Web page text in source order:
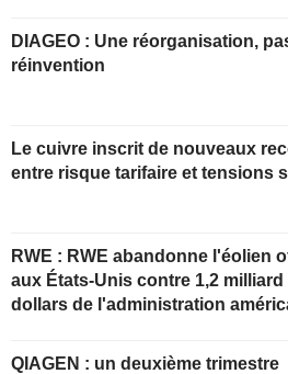
DIAGEO : Une réorganisation, pas une
réinvention
Le cuivre inscrit de nouveaux
entre risque tarifaire et tensions
RWE : RWE abandonne l'éolien offshore
aux États-Unis contre 1,2 milliard
dollars de l'administration
QIAGEN : un deuxième trimestre